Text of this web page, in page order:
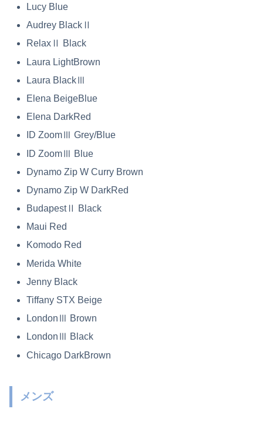
Lucy Blue
Audrey BlackⅡ
RelaxⅡ Black
Laura LightBrown
Laura BlackⅢ
Elena BeigeBlue
Elena DarkRed
ID ZoomⅢ Grey/Blue
ID ZoomⅢ Blue
Dynamo Zip W Curry Brown
Dynamo Zip W DarkRed
BudapestⅡ Black
Maui Red
Komodo Red
Merida White
Jenny Black
Tiffany STX Beige
LondonⅢ Brown
LondonⅢ Black
Chicago DarkBrown
メンズ